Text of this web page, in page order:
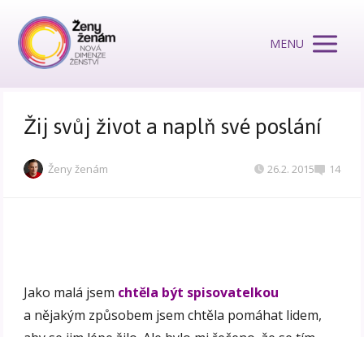
MENU
Žij svůj život a naplň své poslání
Ženy ženám 26.2. 2015 14
Jako malá jsem chtěla být spisovatelkou
a nějakým způsobem jsem chtěla pomáhat lidem,